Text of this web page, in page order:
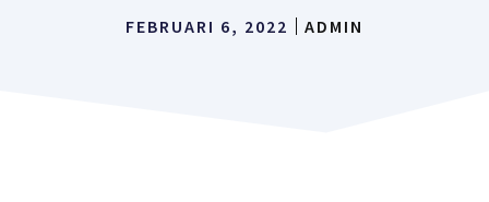
FEBRUARI 6, 2022 ADMIN